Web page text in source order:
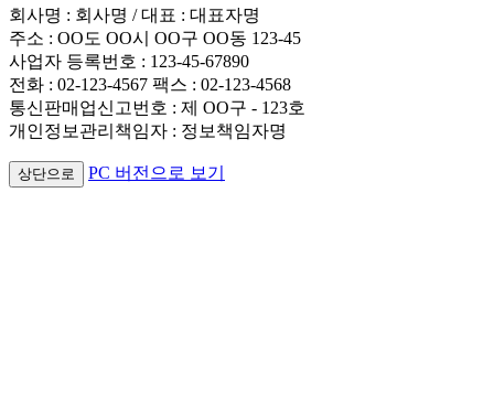
회사명 : 회사명 / 대표 : 대표자명
주소 : OO도 OO시 OO구 OO동 123-45
사업자 등록번호 : 123-45-67890
전화 : 02-123-4567 팩스 : 02-123-4568
통신판매업신고번호 : 제 OO구 - 123호
개인정보관리책임자 : 정보책임자명
상단으로 PC 버전으로 보기